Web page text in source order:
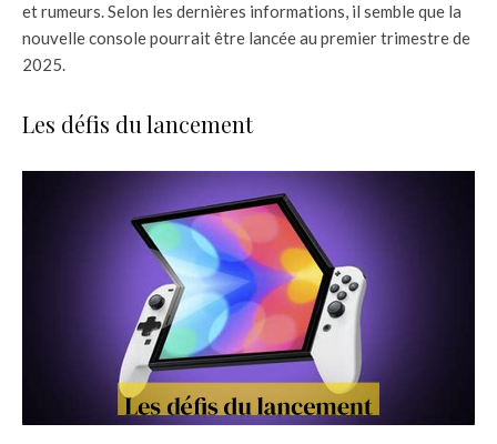
et rumeurs. Selon les dernières informations, il semble que la
nouvelle console pourrait être lancée au premier trimestre de
2025.
Les défis du lancement